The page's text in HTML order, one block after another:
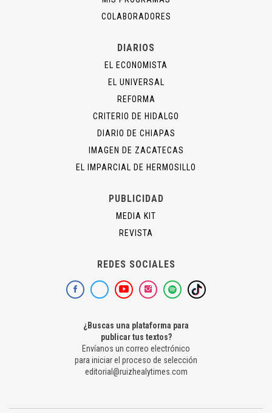
COLABORADORES
DIARIOS
EL ECONOMISTA
EL UNIVERSAL
REFORMA
CRITERIO DE HIDALGO
DIARIO DE CHIAPAS
IMAGEN DE ZACATECAS
EL IMPARCIAL DE HERMOSILLO
PUBLICIDAD
MEDIA KIT
REVISTA
REDES SOCIALES
¿Buscas una plataforma para
publicar tus textos?
Envíanos un correo electrónico
para iniciar el proceso de selección
editorial@ruizhealytimes.com